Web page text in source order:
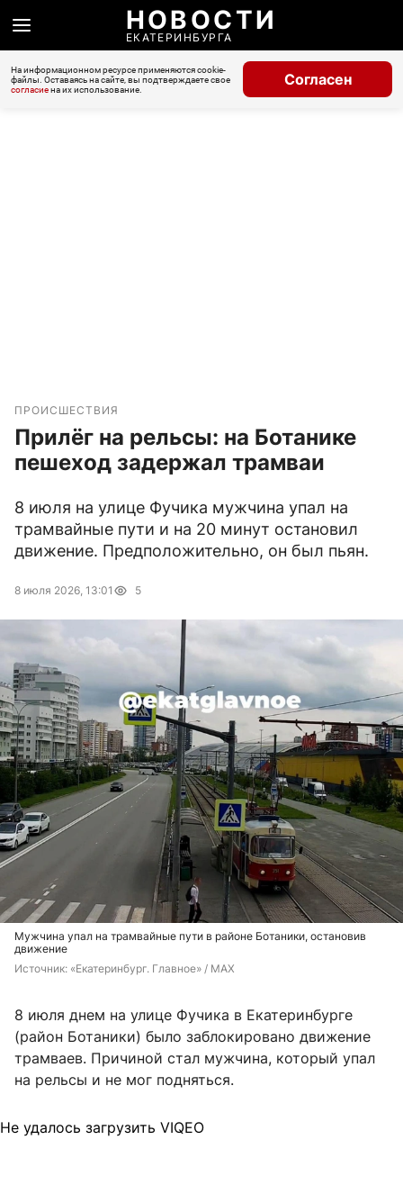
НОВОСТИ
ЕКАТЕРИНБУРГА
На информационном ресурсе применяются cookie-
файлы. Оставаясь на сайте, вы подтверждаете свое
согласиена их использование.
Согласен
ПРОИСШЕСТВИЯ
Прилёг на рельсы: на Ботанике
пешеход задержал трамваи
8 июля на улице Фучика мужчина упал на
трамвайные пути и на 20 минут остановил
движение. Предположительно, он был пьян.
8 июля 2026, 13:01 5
Мужчина упал на трамвайные пути в районе Ботаники, остановив
движение
Источник: «Екатеринбург. Главное» / MAX
8 июля днем на улице Фучика в Екатеринбурге
(район Ботаники) было заблокировано движение
трамваев. Причиной стал мужчина, который упал
на рельсы и не мог подняться.
Не удалось загрузить VIQEO